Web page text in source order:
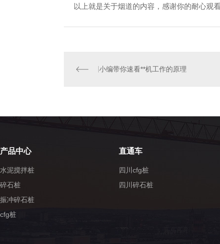
以上就是关于烟道的内容，感谢你的耐心观
小编带你速看**机工作的原理
产品中心
水泥搅拌桩
碎石桩
振冲碎石桩
cfg桩
直通车
四川cfg桩
四川碎石桩